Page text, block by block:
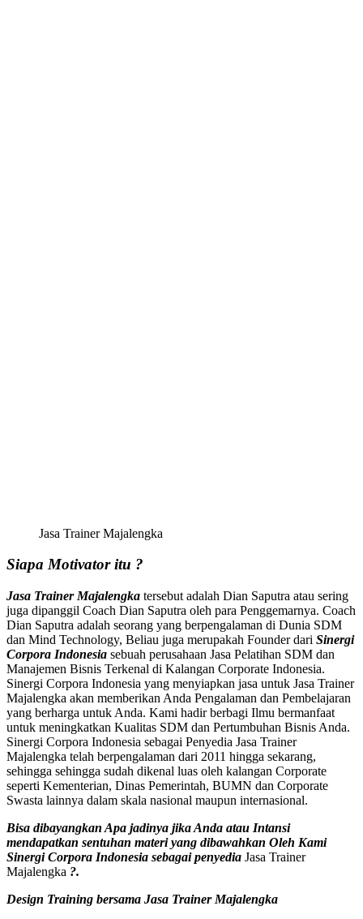
Jasa Trainer Majalengka
Siapa Motivator itu ?
Jasa Trainer Majalengka tersebut adalah Dian Saputra atau sering
juga dipanggil Coach Dian Saputra oleh para Penggemarnya. Coach
Dian Saputra adalah seorang yang berpengalaman di Dunia SDM
dan Mind Technology, Beliau juga merupakah Founder dari Sinergi
Corpora Indonesia sebuah perusahaan Jasa Pelatihan SDM dan
Manajemen Bisnis Terkenal di Kalangan Corporate Indonesia.
Sinergi Corpora Indonesia yang menyiapkan jasa untuk Jasa Trainer
Majalengka akan memberikan Anda Pengalaman dan Pembelajaran
yang berharga untuk Anda. Kami hadir berbagi Ilmu bermanfaat
untuk meningkatkan Kualitas SDM dan Pertumbuhan Bisnis Anda.
Sinergi Corpora Indonesia sebagai Penyedia Jasa Trainer
Majalengka telah berpengalaman dari 2011 hingga sekarang,
sehingga sehingga sudah dikenal luas oleh kalangan Corporate
seperti Kementerian, Dinas Pemerintah, BUMN dan Corporate
Swasta lainnya dalam skala nasional maupun internasional.
Bisa dibayangkan Apa jadinya jika Anda atau Intansi
mendapatkan sentuhan materi yang dibawahkan Oleh Kami
Sinergi Corpora Indonesia sebagai penyedia Jasa Trainer
Majalengka ?.
Design Training bersama Jasa Trainer Majalengka